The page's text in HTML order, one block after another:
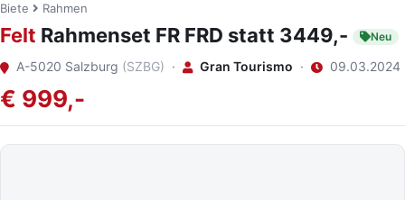
Biete Rahmen
Felt Rahmenset FR FRD statt 3449,- Neu
A-5020 Salzburg (SZBG) · Gran Tourismo · 09.03.2024
€ 999,-